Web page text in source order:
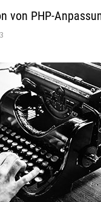
von PHP-